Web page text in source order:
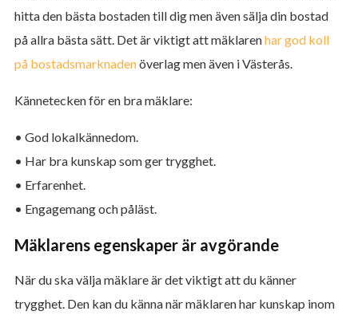
hitta den bästa bostaden till dig men även sälja din bostad
på allra bästa sätt. Det är viktigt att mäklarenhar god koll
på bostadsmarknadenöverlag men även i Västerås.
Kännetecken för en bra mäklare:
• God lokalkännedom.
• Har bra kunskap som ger trygghet.
• Erfarenhet.
• Engagemang och påläst.
Mäklarens egenskaper är avgörande
När du ska välja mäklare är det viktigt att du känner
trygghet. Den kan du känna när mäklaren har kunskap inom